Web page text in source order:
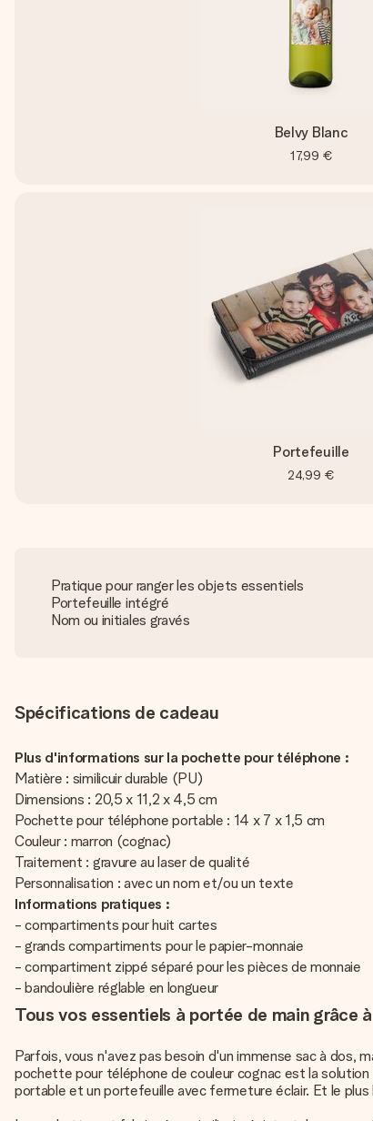
Belvy Blanc
17,99 €
Portefeuille
24,99 €
Pratique pour ranger les objets essentiels
Portefeuille intégré
Nom ou initiales gravés
Spécifications de cadeau
Plus d'informations sur la pochette pour téléphone :
Matière : similicuir durable (PU)
Dimensions : 20,5 x 11,2 x 4,5 cm
Pochette pour téléphone portable : 14 x 7 x 1,5 cm
Couleur : marron (cognac)
Traitement : gravure au laser de qualité
Personnalisation : avec un nom et/ou un texte
Informations pratiques :
- compartiments pour huit cartes
- grands compartiments pour le papier-monnaie
- compartiment zippé séparé pour les pièces de monnaie
- bandoulière réglable en longueur
Tous vos essentiels à portée de main
Parfois, vous n'avez pas besoin d'un immense sac à
pochette pour téléphone de couleur cognac est la
portable et un portefeuille avec fermeture éclair. Et le